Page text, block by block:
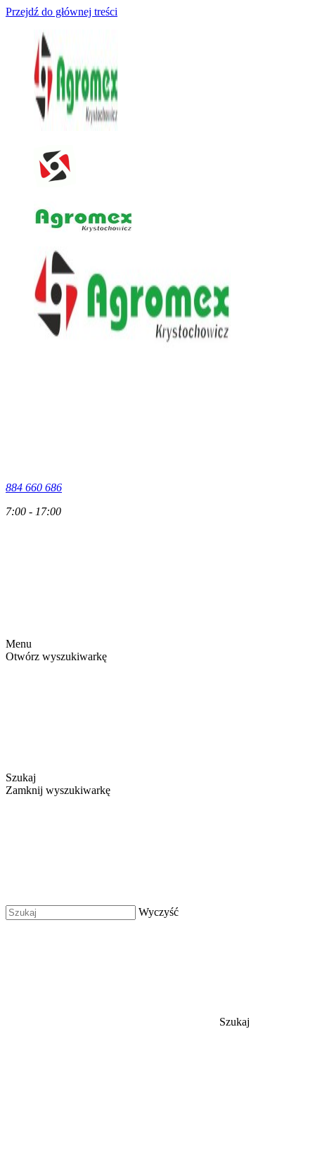
Przejdź do głównej treści
884 660 686
7:00 - 17:00
Menu
Otwórz wyszukiwarkę
Szukaj
Zamknij wyszukiwarkę
Wyczyść
Szukaj